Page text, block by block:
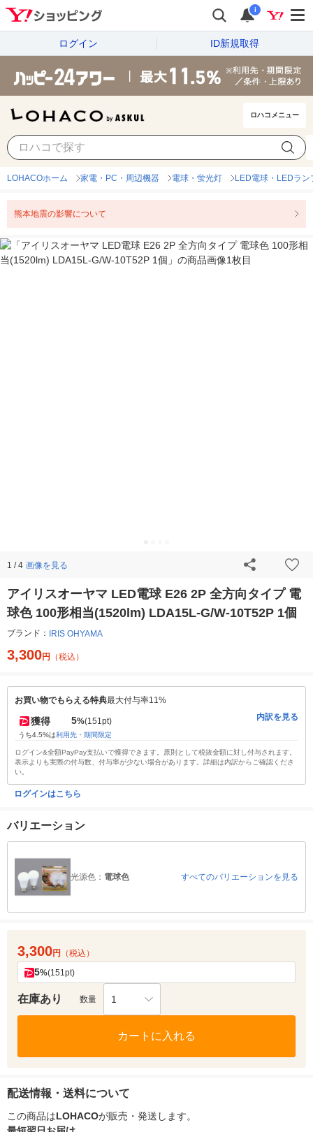
i
ログイン ID新規取得
ロハコメニュー
LOHACOホーム 家電・PC・周辺機器 電球・蛍光灯 LED電球・LEDラン
熊本地震の影響について
1 / 4 画像を見る
アイリスオーヤマ LED電球 E26 2P 全方向タイプ 電
球色 100形相当(1520lm) LDA15L-G/W-10T52P 1個
ブランド： IRIS OHYAMA
3,300円 （税込）
お買い物でもらえる特典最大付与率11%
獲得 5%(151pt)
うち4.5%は利用先・期間限定
内訳を見る
ログイン&全額PayPay支払いで獲得できます。原則として税抜金額に対し付与されます。
表示よりも実際の付与数、付与率が少ない場合があります。詳細は内訳からご確認くださ
い。
ログインはこちら
バリエーション
光源色： 電球色 すべてのバリエーションを見る
3,300円 （税込）
5%(151pt)
在庫あり 数量 1
カートに入れる
配送情報・送料について
この商品はLOHACOが販売・発送します。